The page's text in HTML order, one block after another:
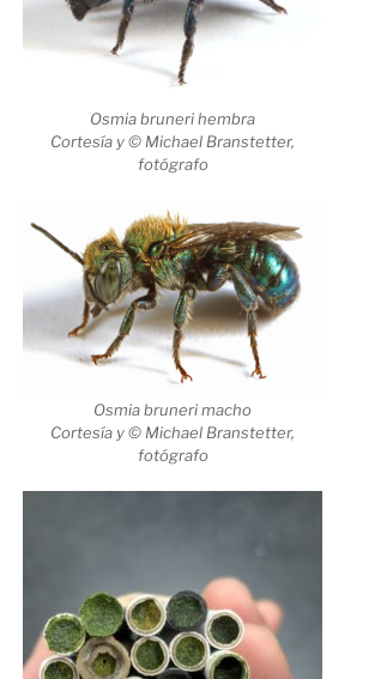
Osmia bruneri hembra
Cortesía y © Michael Branstetter,
fotógrafo
Osmia bruneri macho
Cortesía y © Michael Branstetter,
fotógrafo